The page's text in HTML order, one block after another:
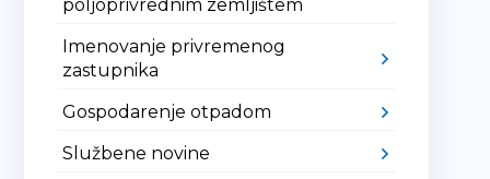
poljoprivrednim zemljištem
Imenovanje privremenog
zastupnika
Gospodarenje otpadom
Službene novine